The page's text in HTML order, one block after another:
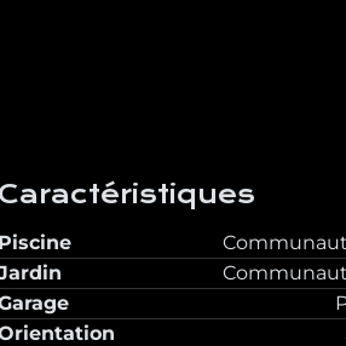
Caractéristiques
Piscine